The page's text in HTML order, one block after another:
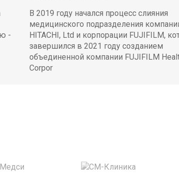
-
В 2019 году начался процесс слияния
медицинского подразделения
HITACHI, Ltd и корпорации FUJIFILM,
завершился в 2021 году созданием
объединенной компании FUJIFILM
Corpor